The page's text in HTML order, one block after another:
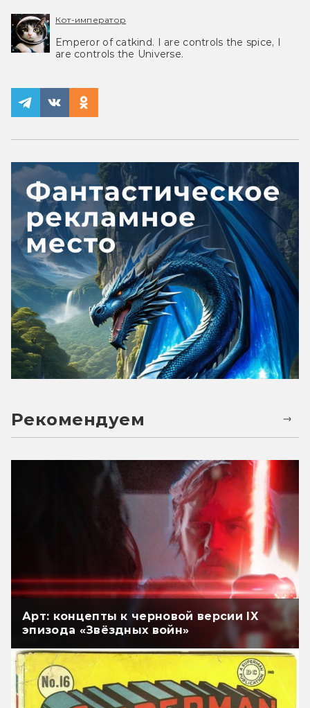
Кот-император
Emperor of catkind. I are controls the spice, I
are controls the Universe.
Рекомендуем
Арт: концепты к черновой версии IX
эпизода «Звёздных войн»